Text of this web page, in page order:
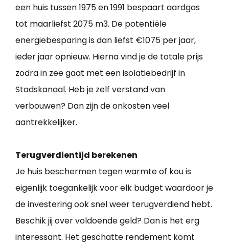
een huis tussen 1975 en 1991 bespaart aardgas
tot maarliefst 2075 m3. De potentiële
energiebesparing is dan liefst €1075 per jaar,
ieder jaar opnieuw. Hierna vind je de totale prijs
zodra in zee gaat met een isolatiebedrijf in
Stadskanaal. Heb je zelf verstand van
verbouwen? Dan zijn de onkosten veel
aantrekkelijker.
Terugverdientijd berekenen
Je huis beschermen tegen warmte of kou is
eigenlijk toegankelijk voor elk budget waardoor je
de investering ook snel weer terugverdiend hebt.
Beschik jij over voldoende geld? Dan is het erg
interessant. Het geschatte rendement komt